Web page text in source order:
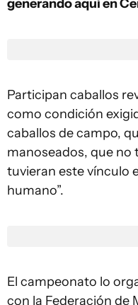
generando aquí en
Participan caballos
como condición
caballos de campo,
manoseados, que no
tuvieran este vínculo
humano”.
El campeonato lo
con la Federación de